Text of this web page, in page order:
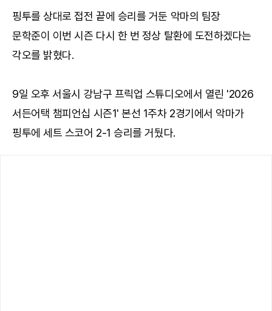
핑투를 상대로 접전 끝에 승리를 거둔 악마의 팀장
문학준이 이번 시즌 다시 한 번 정상 탈환에 도전하겠다는
각오를 밝혔다.
9일 오후 서울시 강남구 프릭업 스튜디오에서 열린 '2026
서든어택 챔피언십 시즌1' 본선 1주차 2경기에서 악마가
핑투에 세트 스코어 2-1 승리를 거뒀다.